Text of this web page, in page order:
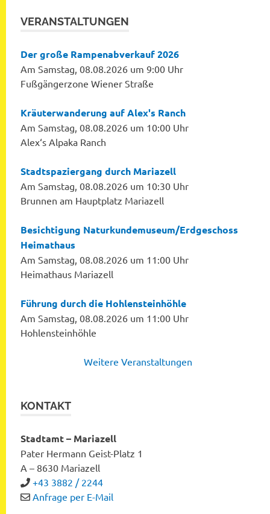
VERANSTALTUNGEN
Der große Rampenabverkauf 2026
Am Samstag, 08.08.2026 um 9:00 Uhr
Fußgängerzone Wiener Straße
Kräuterwanderung auf Alex's Ranch
Am Samstag, 08.08.2026 um 10:00 Uhr
Alex‘s Alpaka Ranch
Stadtspaziergang durch Mariazell
Am Samstag, 08.08.2026 um 10:30 Uhr
Brunnen am Hauptplatz Mariazell
Besichtigung Naturkundemuseum/Erdgeschoss
Heimathaus
Am Samstag, 08.08.2026 um 11:00 Uhr
Heimathaus Mariazell
Führung durch die Hohlensteinhöhle
Am Samstag, 08.08.2026 um 11:00 Uhr
Hohlensteinhöhle
Weitere Veranstaltungen
KONTAKT
Stadtamt – Mariazell
Pater Hermann Geist-Platz 1
A – 8630 Mariazell
+43 3882 / 2244
Anfrage per E-Mail